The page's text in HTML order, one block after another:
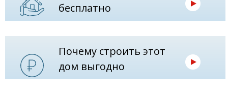
бесплатно
Почему строить этот
дом выгодно